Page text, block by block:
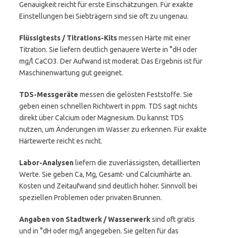
Genauigkeit reicht für erste Einschätzungen. Für exakte
Einstellungen bei Siebträgern sind sie oft zu ungenau.
Flüssigtests / Titrations-Kitsmessen Härte mit einer
Titration. Sie liefern deutlich genauere Werte in °dH oder
mg/l CaCO3. Der Aufwand ist moderat. Das Ergebnis ist für
Maschinenwartung gut geeignet.
TDS-Messgeräte messen die gelösten Feststoffe. Sie
geben einen schnellen Richtwert in ppm. TDS sagt nichts
direkt über Calcium oder Magnesium. Du kannst TDS
nutzen, um Änderungen im Wasser zu erkennen. Für exakte
Härtewerte reicht es nicht.
Labor-Analysen liefern die zuverlässigsten, detaillierten
Werte. Sie geben Ca, Mg, Gesamt- und Calciumhärte an.
Kosten und Zeitaufwand sind deutlich höher. Sinnvoll bei
speziellen Problemen oder privaten Brunnen.
Angaben von Stadtwerk / Wasserwerksind oft gratis
und in °dH oder mg/l angegeben. Sie gelten für das